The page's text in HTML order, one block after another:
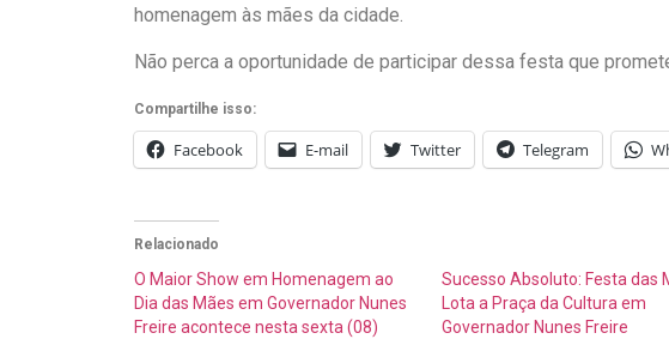
homenagem às mães da cidade.
Não perca a oportunidade de participar dessa festa que
Compartilhe isso:
Facebook E-mail Twitter Telegram
Relacionado
O Maior Show em Homenagem ao
Dia das Mães em Governador Nunes
Freire acontece nesta sexta (08)
Sucesso Absoluto: Festa das
Lota a Praça da Cultura em
Governador Nunes Freire